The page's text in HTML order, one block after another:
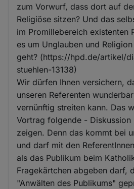
zum Vorwurf, dass dort auf
Religiöse sitzen? Und das
im Promillebereich existenten
es um Unglauben und
geht? (https://hpd.de/artikel/
stuehlen-13138)
Wir dürfen Ihnen versichern,
unseren Referenten
vernünftig streiten kann. Das
Vortrag folgende - Diskussion
zeigen. Denn das kommt bei
und darf mit den
als das Publikum beim
Fragekärtchen abgeben darf,
"Anwälten des Publikums"